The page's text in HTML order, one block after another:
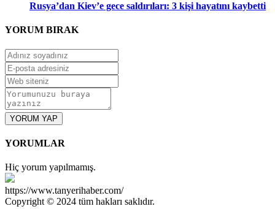
Rusya’dan Kiev’e gece saldırıları: 3 kişi hayatını kaybetti
YORUM BIRAK
YORUM YAP
YORUMLAR
Hiç yorum yapılmamış.
https://www.tanyerihaber.com/
Copyright © 2024 tüm hakları saklıdır.